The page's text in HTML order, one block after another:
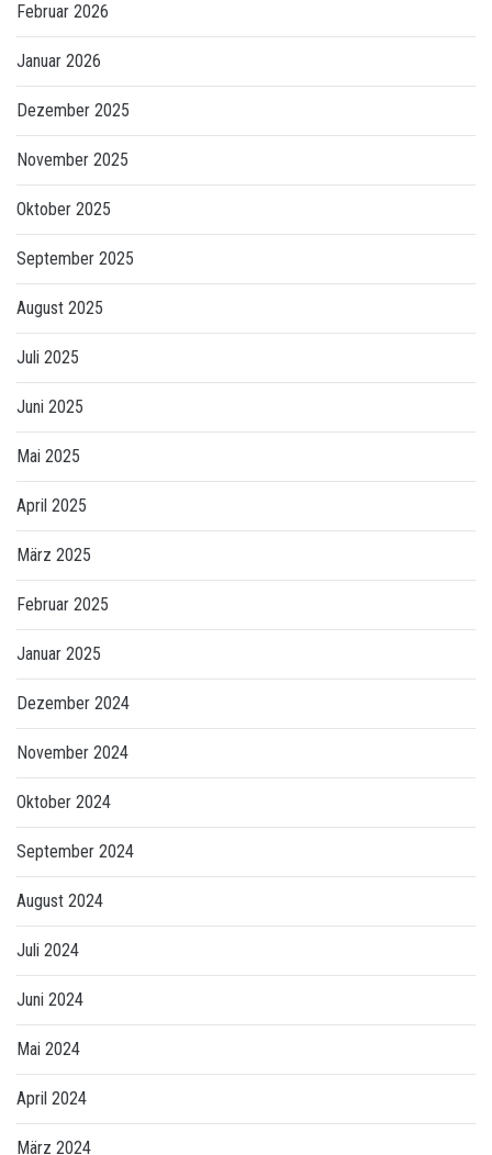
Februar 2026
Januar 2026
Dezember 2025
November 2025
Oktober 2025
September 2025
August 2025
Juli 2025
Juni 2025
Mai 2025
April 2025
März 2025
Februar 2025
Januar 2025
Dezember 2024
November 2024
Oktober 2024
September 2024
August 2024
Juli 2024
Juni 2024
Mai 2024
April 2024
März 2024